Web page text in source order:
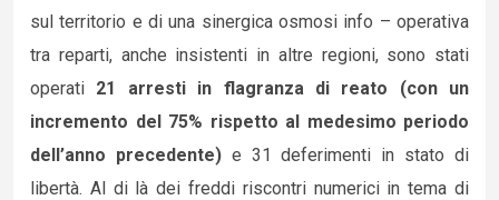
sul territorio e di una sinergica osmosi info – operativa
tra reparti, anche insistenti in altre regioni, sono stati
operati 21 arresti in flagranza di reato (con un
incremento del 75% rispetto al medesimo periodo
dell’anno precedente)e 31 deferimenti in stato di
libertà. Al di là dei freddi riscontri numerici in tema di